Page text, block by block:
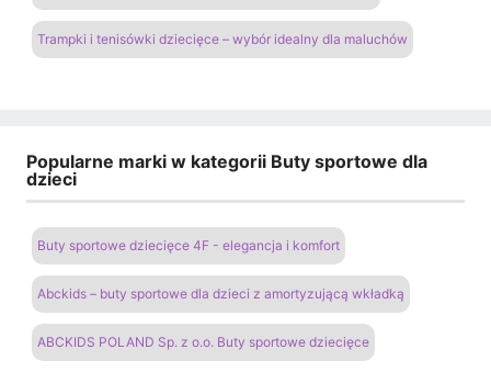
Trampki i tenisówki dziecięce – wybór idealny dla maluchów
Popularne marki w kategorii Buty sportowe dla
dzieci
Buty sportowe dziecięce 4F - elegancja i komfort
Abckids – buty sportowe dla dzieci z amortyzującą wkładką
ABCKIDS POLAND Sp. z o.o. Buty sportowe dziecięce